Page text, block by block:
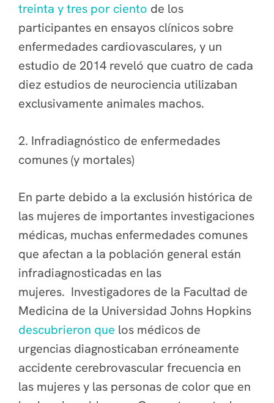
treinta y tres por ciento de los
participantes en ensayos clínicos sobre
enfermedades cardiovasculares, y un
estudio de 2014 reveló que cuatro de cada
diez estudios de neurociencia utilizaban
exclusivamente animales machos.
2. Infradiagnóstico de enfermedades
comunes (y mortales)
En parte debido a la exclusión histórica de
las mujeres de importantes investigaciones
médicas, muchas enfermedades comunes
que afectan a la población general están
infradiagnosticadas en las
mujeres. Investigadores de la Facultad de
Medicina de la Universidad Johns Hopkins
descubrieron que los médicos de
urgencias diagnosticaban erróneamente
accidente cerebrovascular frecuencia en
las mujeres y las personas de color que en